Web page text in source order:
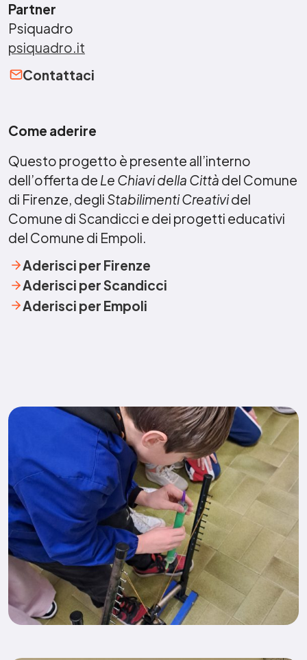
Partner
Psiquadro
psiquadro.it
Contattaci
Come aderire
Questo progetto è presente all’interno
dell’offerta de Le Chiavi della Città del Comune
di Firenze, degli Stabilimenti Creatividel
Comune di Scandicci e dei progetti educativi
del Comune di Empoli.
Aderisci per Firenze
Aderisci per Scandicci
Aderisci per Empoli